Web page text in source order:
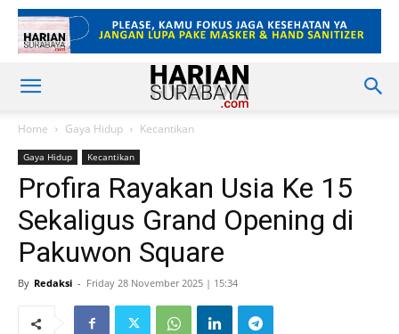
Home Gaya Hidup Kecantikan
Gaya Hidup Kecantikan
Profira Rayakan Usia Ke 15
Sekaligus Grand Opening di
Pakuwon Square
By Redaksi - Friday 28 November 2025 | 15:34